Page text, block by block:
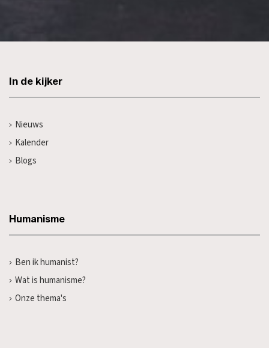
In de kijker
Nieuws
Kalender
Blogs
Humanisme
Ben ik humanist?
Wat is humanisme?
Onze thema's